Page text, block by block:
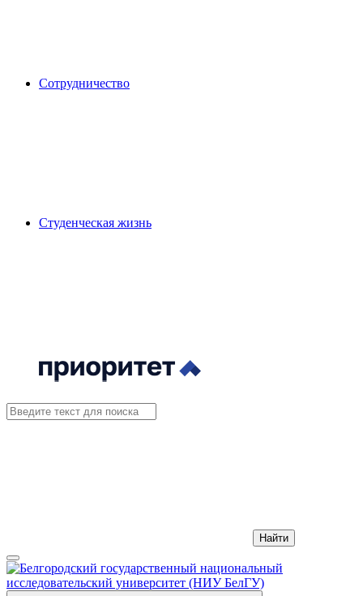
Сотрудничество
Студенческая жизнь
Найти